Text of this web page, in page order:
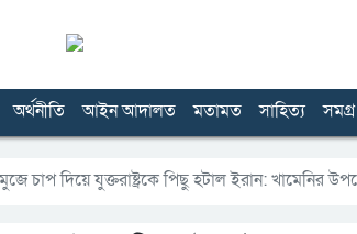
অর্থনীতি আইন আদালত মতামত সাহিত্য
চাপ দিয়ে যুক্তরাষ্ট্রকে পিছু হটাল ইরান: খামেনির